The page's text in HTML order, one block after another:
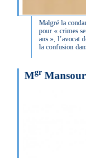
Malgré la
pour « crimes
ans », l’avocat
la confusion
MgrMansour